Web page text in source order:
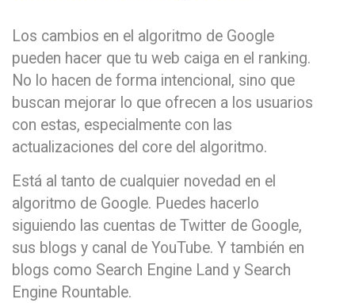
Los cambios en el algoritmo de Google
pueden hacer que tu web caiga en el ranking.
No lo hacen de forma intencional, sino que
buscan mejorar lo que ofrecen a los usuarios
con estas, especialmente con las
actualizaciones del core del algoritmo.
Está al tanto de cualquier novedad en el
algoritmo de Google. Puedes hacerlo
siguiendo las cuentas de Twitter de Google,
sus blogs y canal de YouTube. Y también en
blogs como Search Engine Land y Search
Engine Rountable.